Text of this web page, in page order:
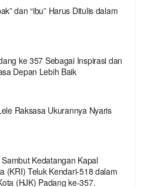
dan “ibu” Harus Ditulis dalam
ke 357 Sebagai Inspirasi dan
Depan Lebih Baik
Raksasa Ukurannya Nyaris
Kedatangan Kapal
(KRI) Teluk Kendari-518 dalam
(HJK) Padang ke-357.